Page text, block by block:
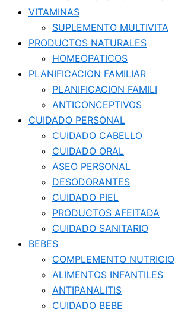
VITAMINAS
SUPLEMENTO MULTIVITA
PRODUCTOS NATURALES
HOMEOPATICOS
PLANIFICACION FAMILIAR
PLANIFICACION FAMILI
ANTICONCEPTIVOS
CUIDADO PERSONAL
CUIDADO CABELLO
CUIDADO ORAL
ASEO PERSONAL
DESODORANTES
CUIDADO PIEL
PRODUCTOS AFEITADA
CUIDADO SANITARIO
BEBES
COMPLEMENTO NUTRICIO
ALIMENTOS INFANTILES
ANTIPANALITIS
CUIDADO BEBE